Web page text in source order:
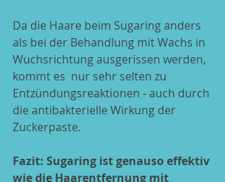
Da die Haare beim Sugaring anders
als bei der Behandlung mit Wachs in
Wuchsrichtung ausgerissen werden,
kommt es  nur sehr selten zu
Entzündungsreaktionen - auch durch
die antibakterielle Wirkung der
Zuckerpaste.
Fazit: Sugaring ist genauso effektiv
wie die Haarentfernung mit